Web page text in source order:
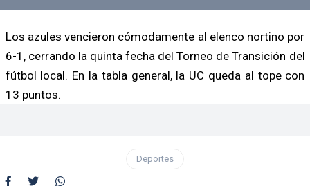
Los azules vencieron cómodamente al elenco nortino por
6-1, cerrando la quinta fecha del Torneo de Transición del
fútbol local. En la tabla general, la UC queda al tope con
13 puntos.
Deportes